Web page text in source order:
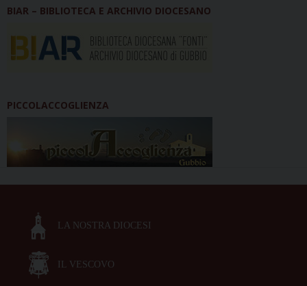
BIAR – BIBLIOTECA E ARCHIVIO DIOCESANO
PICCOLACCOGLIENZA
LA NOSTRA DIOCESI
IL VESCOVO